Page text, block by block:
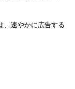
、速やかに広告する